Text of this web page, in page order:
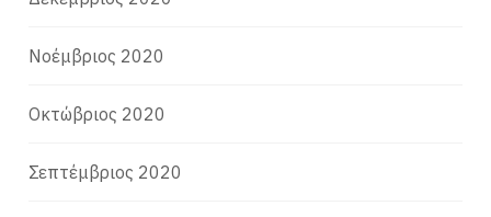
Νοέμβριος 2020
Οκτώβριος 2020
Σεπτέμβριος 2020